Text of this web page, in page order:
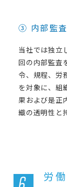
③ 内部監
当社では独立
回の内部監査
令、規程、労
を対象に、組
果および是正
織の透明性と
労